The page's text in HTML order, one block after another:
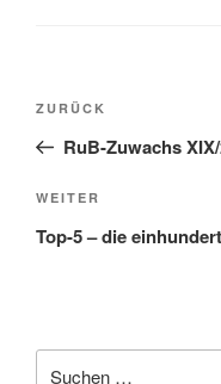
Beitragsnavigation
Vorheriger
Beitrag
ZURÜCK
RuB-Zuwachs
Nächster
Beitrag
WEITER
Top-5 – die